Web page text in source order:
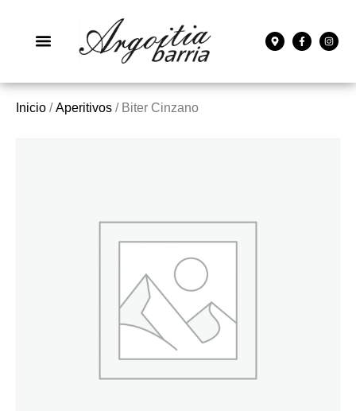
Inicio /Aperitivos / Biter Cinzano